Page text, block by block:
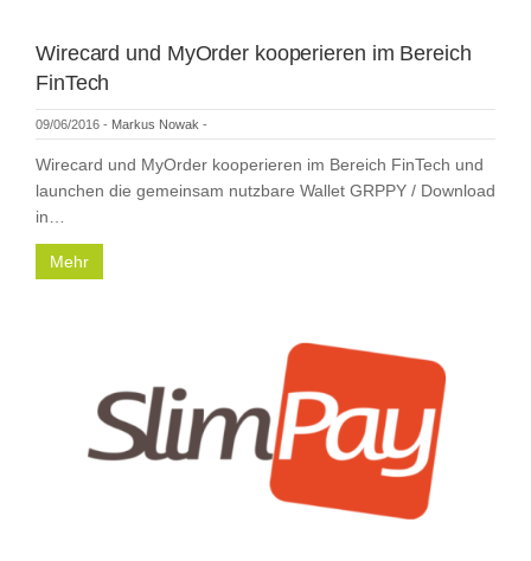
Wirecard und MyOrder kooperieren im Bereich
FinTech
09/06/2016 - Markus Nowak -
Wirecard und MyOrder kooperieren im Bereich FinTech und
launchen die gemeinsam nutzbare Wallet GRPPY / Download
in…
Mehr